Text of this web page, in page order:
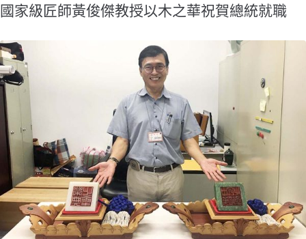
國家級匠師黃俊傑教授以木之華祝賀總統就職